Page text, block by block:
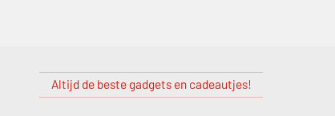
Altijd de beste gadgets en cadeautjes!